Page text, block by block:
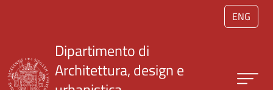
Salta al contenuto principale
ENG
Dipartimento di
Architettura, design e